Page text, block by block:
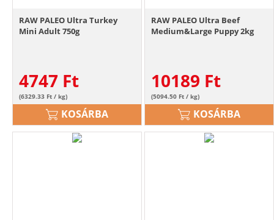
RAW PALEO Ultra Turkey
Mini Adult 750g
4747 Ft
(6329.33 Ft / kg)
KOSÁRBA
RAW PALEO Ultra Beef
Medium&Large Puppy 2kg
10189 Ft
(5094.50 Ft / kg)
KOSÁRBA